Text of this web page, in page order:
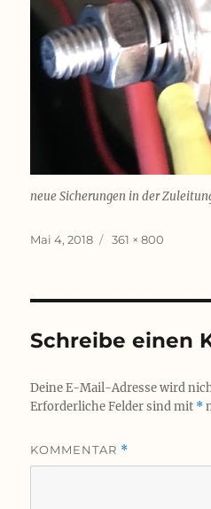
neue Sicherungen in der
Veröffentlicht
Mai 4, 2018 Originalgröße
361 × 800
Schreibe einen
Deine E-Mail-Adresse wird
Erforderliche Felder sind mit *
KOMMENTAR *